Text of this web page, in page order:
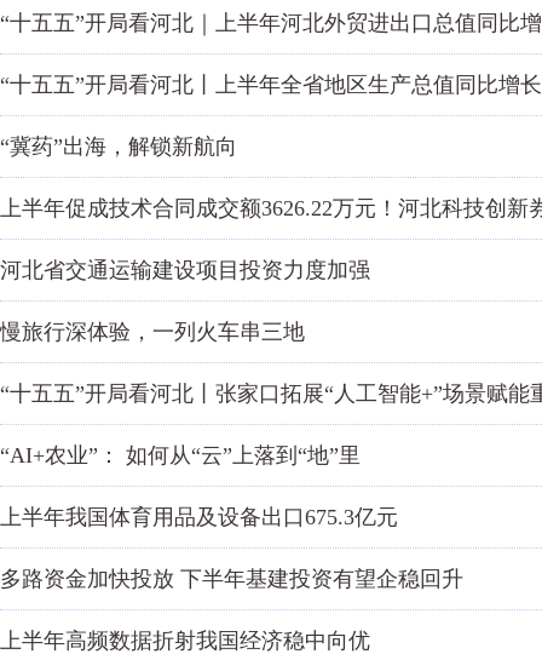
“十五五”开局看河北｜上半年河北外贸进出口总值同比
“十五五”开局看河北丨上半年全省地区生产总值同比增
“冀药”出海，解锁新航向
上半年促成技术合同成交额3626.22万元！河北科技创新
河北省交通运输建设项目投资力度加强
慢旅行深体验，一列火车串三地
“十五五”开局看河北丨张家口拓展“人工智能+”场景赋能
“AI+农业”： 如何从“云”上落到“地”里
上半年我国体育用品及设备出口675.3亿元
多路资金加快投放 下半年基建投资有望企稳回升
上半年高频数据折射我国经济稳中向优